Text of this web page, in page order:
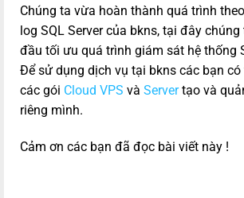
Chúng ta vừa hoàn thành quá trình
log SQL Server của bkns, tại đây
đầu tối ưu quá trình giám sát hệ thống
Để sử dụng dịch vụ tại bkns các bạn
các gói Cloud VPS và Servertạo và
riêng mình.
Cảm ơn các bạn đã đọc bài viết này !